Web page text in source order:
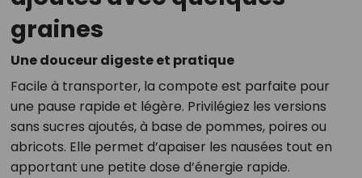
graines
Une douceur digeste et pratique
Facile à transporter, la compote est parfaite pour
une pause rapide et légère. Privilégiez les versions
sans sucres ajoutés, à base de pommes, poires ou
abricots. Elle permet d’apaiser les nausées tout en
apportant une petite dose d’énergie rapide.